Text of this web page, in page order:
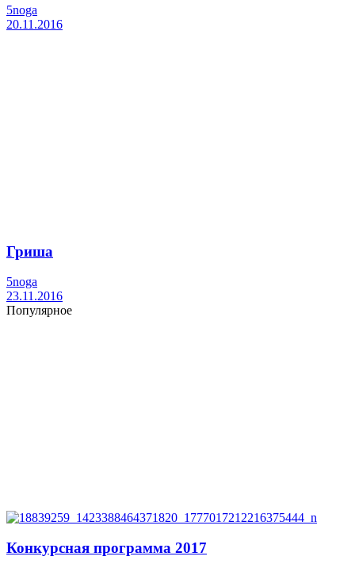
5noga
20.11.2016
Гриша
5noga
23.11.2016
Популярное
Конкурсная программа 2017